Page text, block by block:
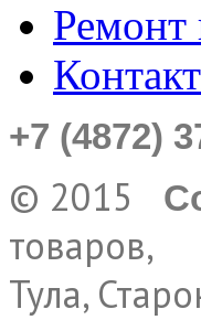
Ремонт
+7 (4872)
© 2015
товаров,
Тула,